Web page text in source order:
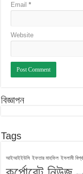
Email*
Website
বিজ্ঞাপন
Tags
আইআইইউসি ইফতার মাহফিল ইসলামী